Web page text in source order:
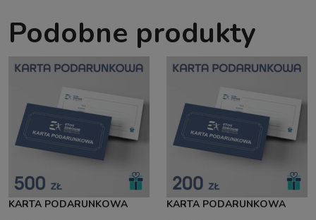
Podobne produkty
KARTA PODARUNKOWA KARTA PODARUNKOWA